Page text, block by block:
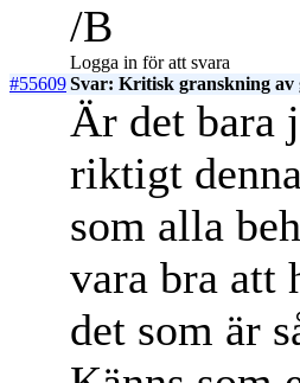
/B
Logga in för att svara
#55609Svar: Kritisk granskning av
Är det bara
riktigt
som alla
vara bra att
det som är